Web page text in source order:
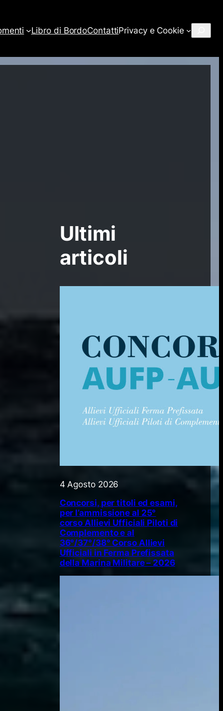
Libro di BordoContattiPrivacy e Cookie
Ultimi
articoli
4 Agosto 2026
Concorsi, per titoli ed esami,
per l’ammissione al 25°
corso Allievi Ufficiali Piloti di
Complemento e al
36°/37°/38° Corso Allievi
Ufficiali in Ferma Prefissata
della Marina Militare – 2026